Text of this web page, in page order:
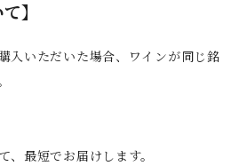
】
入いただいた場合、ワインが同じ銘
、最短でお届けします。